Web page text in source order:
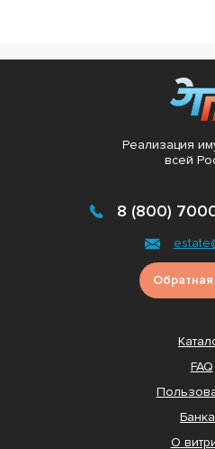
Реализация
всей
8 (800)
Обратная
FAQ
О